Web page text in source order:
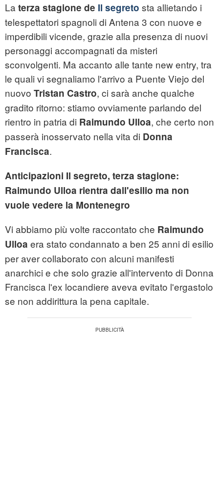
La terza stagione de Il segreto sta allietando i
telespettatori spagnoli di Antena 3 con nuove e
imperdibili vicende, grazie alla presenza di nuovi
personaggi accompagnati da misteri
sconvolgenti. Ma accanto alle tante new entry, tra
le quali vi segnaliamo l'arrivo a Puente Viejo del
nuovo Tristan Castro, ci sarà anche qualche
gradito ritorno: stiamo ovviamente parlando del
rientro in patria di Raimundo Ulloa, che certo non
passerà inosservato nella vita di Donna
Francisca.
Anticipazioni Il segreto, terza stagione:
Raimundo Ulloa rientra dall'esilio ma non
vuole vedere la Montenegro
Vi abbiamo più volte raccontato che Raimundo
Ulloa era stato condannato a ben 25 anni di esilio
per aver collaborato con alcuni manifesti
anarchici e che solo grazie all'intervento di Donna
Francisca l'ex locandiere aveva evitato l'ergastolo
se non addirittura la pena capitale.